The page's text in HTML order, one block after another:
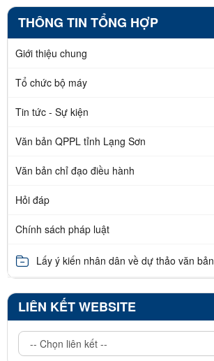
THÔNG TIN TỔNG HỢP
Giới thiệu chung
Tổ chức bộ máy
Tin tức - Sự kiện
Văn bản QPPL tỉnh Lạng Sơn
Văn bản chỉ đạo điều hành
Hỏi đáp
Chính sách pháp luật
Lấy ý kiến nhân dân về dự thảo văn bản
LIÊN KẾT WEBSITE